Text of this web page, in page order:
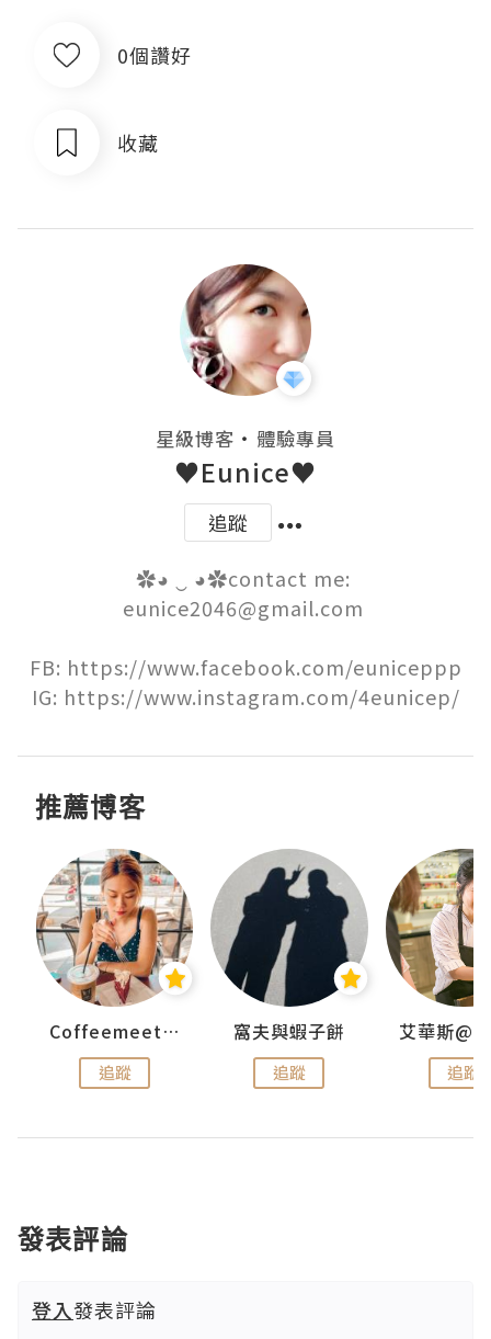
0個讚好
收藏
星級博客 ・ 體驗專員
♥Eunice♥
追蹤
✿◕ ‿ ◕✿contact me:
eunice2046@gmail.com
FB: https://www.facebook.com/euniceppp
IG: https://www.instagram.com/4eunicep/
推薦博客
Coffeemeetjojo
追蹤
窩夫與蝦子餅
追蹤 追蹤
發表評論
登入發表評論